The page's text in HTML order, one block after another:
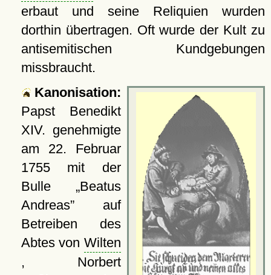
erbaut und seine Reliquien wurden
dorthin übertragen. Oft wurde der Kult zu
antisemitischen Kundgebungen
missbraucht.
Kanonisation:
Papst Benedikt
XIV. genehmigte
am 22. Februar
1755mit der
Bulle
Beatus
Andreas auf
Betreiben des
Abtes von Wilten
, Norbert